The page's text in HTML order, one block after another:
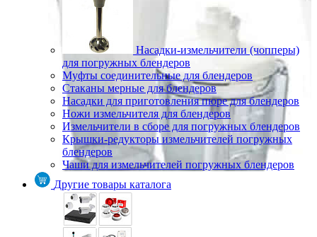
Насадки-измельчители (чопперы)
для погружных блендеров
Муфты соединительные для блендеров
Стаканы мерные для блендеров
Насадки для приготовления пюре для блендеров
Ножи измельчителя для блендеров
Измельчители в сборе для погружных блендеров
Крышки-редукторы измельчителей погружных
блендеров
Чаши для измельчителей погружных блендеров
Другие товары каталога